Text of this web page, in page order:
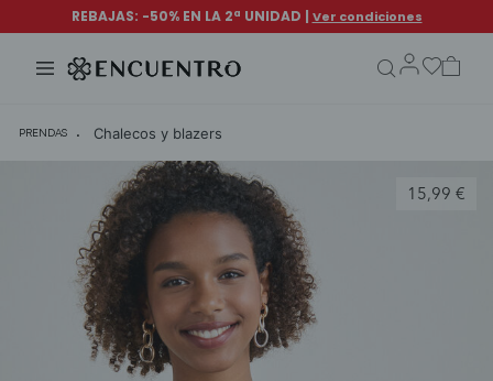
PRENDAS Chalecos y blazers
15,99 €